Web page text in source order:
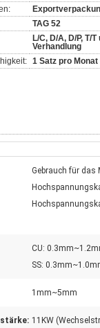
TAG 52
L/C, D/A, D/P, T/T
Verhandlung
1 Satz pro Monat
Gebrauch für das
CU:
SS:
1mm~5mm
11KW